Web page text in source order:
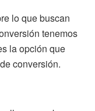
lo que buscan
tenemos
la opción que
conversión.